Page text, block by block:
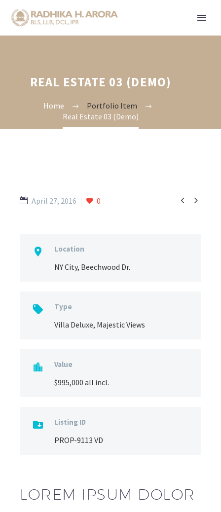
REAL ESTATE 03 (DEMO)
Home
Portfolio Item
Real Estate 03 (Demo)
 
April 27, 2016 0
 Location
NY City, Beechwood Dr.
 Type
Villa Deluxe, Majestic Views
 Value
$995,000 all incl.
 Listing ID
PROP-9113 VD
LOREM IPSUM DOLOR